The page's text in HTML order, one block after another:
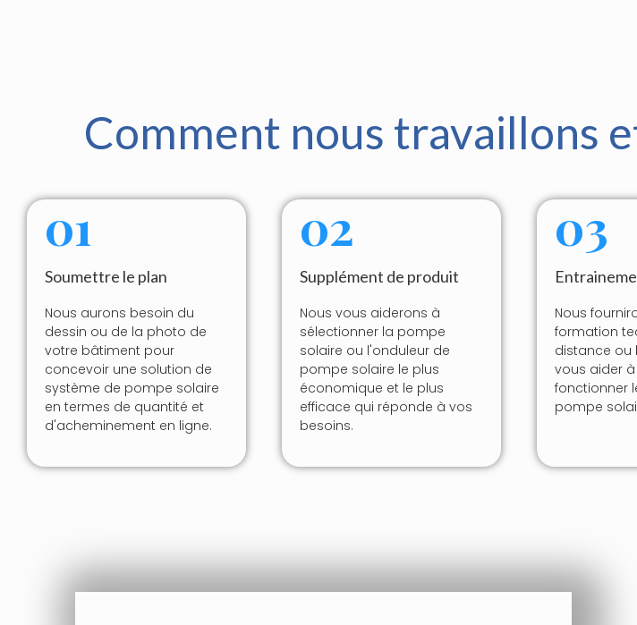
Comment nous travaillons
01
Soumettre le plan
Nous aurons besoin du
dessin ou de la photo de
votre bâtiment pour
concevoir une solution de
système de pompe solaire
en termes de quantité et
d'acheminement en ligne.
02
Supplément de produit
Nous vous aiderons à
sélectionner la pompe
solaire ou l'onduleur de
pompe solaire le plus
économique et le plus
efficace qui réponde à vos
besoins.
03
Nous
formation
distance ou
vous aider à
fonctionner
pompe